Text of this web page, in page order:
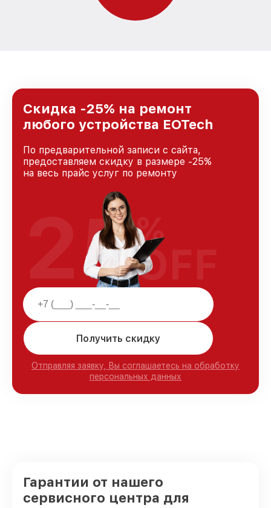
Скидка -25% на ремонт
любого устройства EOTech
По предварительной записи с сайта,
предоставляем скидку в размере -25%
на весь прайс услуг по ремонту
Получить скидку
Отправляя заявку, Вы соглашаетесь на обработку
персональных данных
25%
OFF
Гарантии от нашего
сервисного центра для